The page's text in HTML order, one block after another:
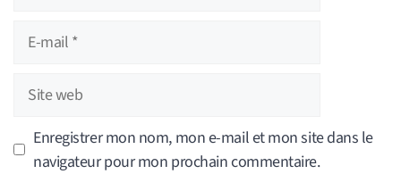
Site
web
Enregistrer mon nom, mon e-mail et mon site dans le
navigateur pour mon prochain commentaire.